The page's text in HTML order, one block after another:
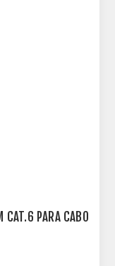
CAT.6 PARA CABO